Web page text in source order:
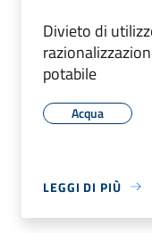
Divieto di
potabile
Acqua
LEGGI DI PIÙ